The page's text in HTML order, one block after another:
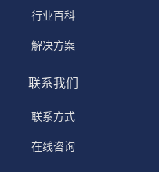
行业百科
解决方案
联系我们
联系方式
在线咨询